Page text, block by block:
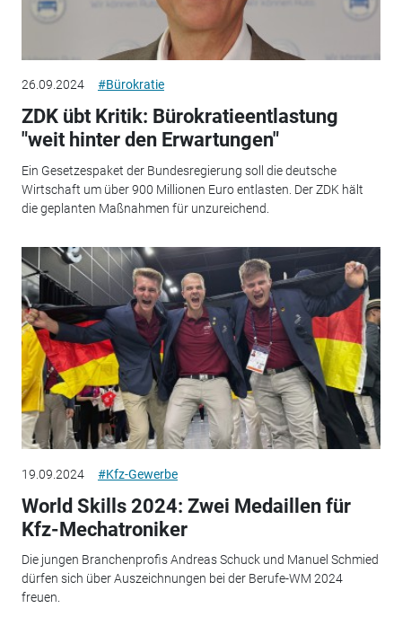
26.09.2024 #Bürokratie
ZDK übt Kritik: Bürokratieentlastung
"weit hinter den Erwartungen"
Ein Gesetzespaket der Bundesregierung soll die deutsche
Wirtschaft um über 900 Millionen Euro entlasten. Der ZDK hält
die geplanten Maßnahmen für unzureichend.
19.09.2024 #Kfz-Gewerbe
World Skills 2024: Zwei Medaillen für
Kfz-Mechatroniker
Die jungen Branchenprofis Andreas Schuck und Manuel Schmied
dürfen sich über Auszeichnungen bei der Berufe-WM 2024
freuen.